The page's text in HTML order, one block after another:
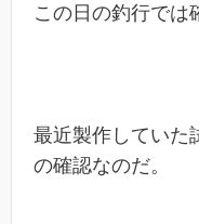
この日の釣行では
最近製作していた
の確認なのだ。